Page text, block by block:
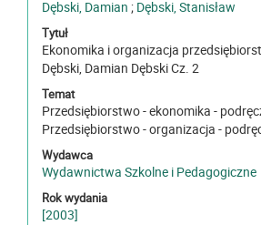
Dębski, Damian ; Dębski, Stanisław
Tytuł
Ekonomika i organizacja
Dębski, Damian Dębski Cz. 2
Temat
Przedsiębiorstwo - ekonomika -
Przedsiębiorstwo - organizacja -
Wydawca
Wydawnictwa Szkolne i Pedagogiczne
Rok wydania
[2003]